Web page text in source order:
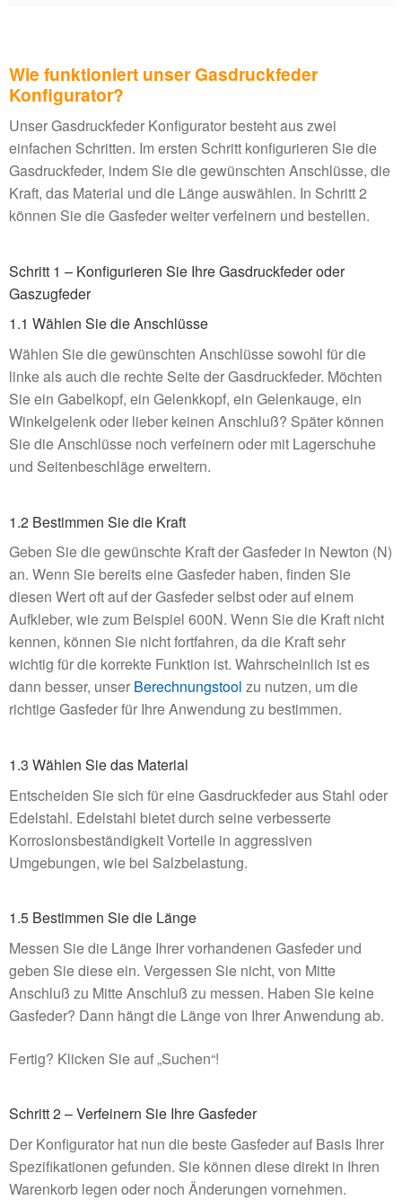
Wie funktioniert unser Gasdruckfeder
Konfigurator?
Unser Gasdruckfeder Konfigurator besteht aus zwei
einfachen Schritten. Im ersten Schritt konfigurieren Sie die
Gasdruckfeder, indem Sie die gewünschten Anschlüsse, die
Kraft, das Material und die Länge auswählen. In Schritt 2
können Sie die Gasfeder weiter verfeinern und bestellen.
Schritt 1 – Konfigurieren Sie Ihre Gasdruckfeder oder
Gaszugfeder
1.1 Wählen Sie die Anschlüsse
Wählen Sie die gewünschten Anschlüsse sowohl für die
linke als auch die rechte Seite der Gasdruckfeder. Möchten
Sie ein Gabelkopf, ein Gelenkkopf, ein Gelenkauge, ein
Winkelgelenk oder lieber keinen Anschluß? Später können
Sie die Anschlüsse noch verfeinern oder mit Lagerschuhe
und Seitenbeschläge erweitern.
1.2 Bestimmen Sie die Kraft
Geben Sie die gewünschte Kraft der Gasfeder in Newton (N)
an. Wenn Sie bereits eine Gasfeder haben, finden Sie
diesen Wert oft auf der Gasfeder selbst oder auf einem
Aufkleber, wie zum Beispiel 600N. Wenn Sie die Kraft nicht
kennen, können Sie nicht fortfahren, da die Kraft sehr
wichtig für die korrekte Funktion ist. Wahrscheinlich ist es
dann besser, unser Berechnungstool zu nutzen, um die
richtige Gasfeder für Ihre Anwendung zu bestimmen.
1.3 Wählen Sie das Material
Entscheiden Sie sich für eine Gasdruckfeder aus Stahl oder
Edelstahl. Edelstahl bietet durch seine verbesserte
Korrosionsbeständigkeit Vorteile in aggressiven
Umgebungen, wie bei Salzbelastung.
1.5 Bestimmen Sie die Länge
Messen Sie die Länge Ihrer vorhandenen Gasfeder und
geben Sie diese ein. Vergessen Sie nicht, von Mitte
Anschluß zu Mitte Anschluß zu messen. Haben Sie keine
Gasfeder? Dann hängt die Länge von Ihrer Anwendung ab.
Fertig? Klicken Sie auf „Suchen“!
Schritt 2 – Verfeinern Sie Ihre Gasfeder
Der Konfigurator hat nun die beste Gasfeder auf Basis Ihrer
Spezifikationen gefunden. Sie können diese direkt in Ihren
Warenkorb legen oder noch Änderungen vornehmen.